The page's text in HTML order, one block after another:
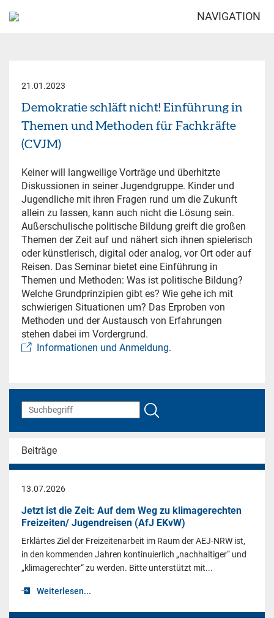
NAVIGATION
21.01.2023
Demokratie schläft nicht! Einführung in
Themen und Methoden für Fachkräfte
(CVJM)
Keiner will langweilige Vorträge und überhitzte
Diskussionen in seiner Jugendgruppe. Kinder und
Jugendliche mit ihren Fragen rund um die Zukunft
allein zu lassen, kann auch nicht die Lösung sein.
Außerschulische politische Bildung greift die großen
Themen der Zeit auf und nähert sich ihnen spielerisch
oder künstlerisch, digital oder analog, vor Ort oder auf
Reisen. Das Seminar bietet eine Einführung in
Themen und Methoden: Was ist politische Bildung?
Welche Grundprinzipien gibt es? Wie gehe ich mit
schwierigen Situationen um? Das Erproben von
Methoden und der Austausch von Erfahrungen
stehen dabei im Vordergrund.
Informationen und Anmeldung.
Beiträge
13.07.2026
Jetzt ist die Zeit: Auf dem Weg zu klimagerechten
Freizeiten/ Jugendreisen (AfJ EKvW)
Erklärtes Ziel der Freizeitenarbeit im Raum der AEJ-NRW ist,
in den kommenden Jahren kontinuierlich „nachhaltiger“ und
„klimagerechter“ zu werden. Bitte unterstützt mit...
Weiterlesen...